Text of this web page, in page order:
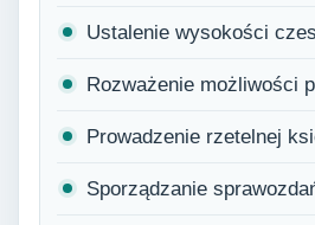
Ustalenie wysokości
Rozważenie możliwości
Prowadzenie rzetelnej
Sporządzanie